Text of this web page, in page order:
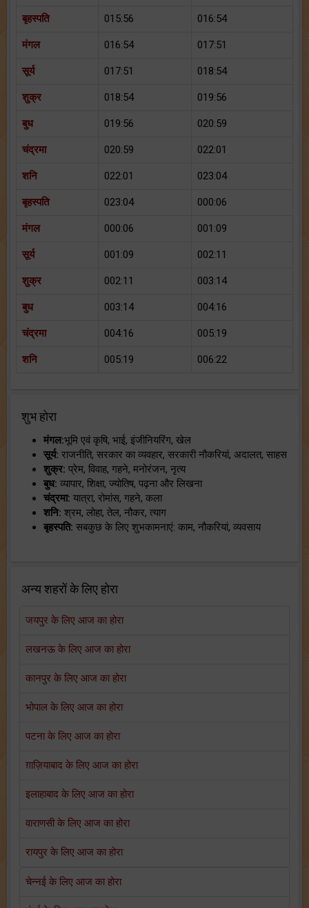
बृहस्पति 015:56 016:54
मंगल 016:54 017:51
सूर्य 017:51 018:54
शुक्र 018:54 019:56
बुध 019:56 020:59
चंद्रमा 020:59 022:01
शनि 022:01 023:04
बृहस्पति 023:04 000:06
मंगल 000:06 001:09
सूर्य 001:09 002:11
शुक्र 002:11 003:14
बुध 003:14 004:16
चंद्रमा 004:16 005:19
शनि 005:19 006:22
शुभ होरा
मंगल:भूमि एवं कृषि, भाई, इंजीनियरिंग, खेल
सूर्य: राजनीति, सरकार का व्यवहार, सरकारी नौकरियां, अदालत, साहस
शुक्र: प्रेम, विवाह, गहने, मनोरंजन, नृत्य
बुध: व्यापार, शिक्षा, ज्योतिष, पढ़ना और लिखना
चंद्रमा: यात्रा, रोमांस, गहने, कला
शनि: श्रम, लोहा, तेल, नौकर, त्याग
बृहस्पति: सबकुछ के लिए शुभकामनाएं: काम, नौकरियां, व्यवसाय
अन्य शहरों के लिए होरा
जयपुर के लिए आज का होरा
लखनऊ के लिए आज का होरा
कानपुर के लिए आज का होरा
भोपाल के लिए आज का होरा
पटना के लिए आज का होरा
ग़ाज़ियाबाद के लिए आज का होरा
इलाहाबाद के लिए आज का होरा
वाराणसी के लिए आज का होरा
रायपुर के लिए आज का होरा
चेन्नई के लिए आज का होरा